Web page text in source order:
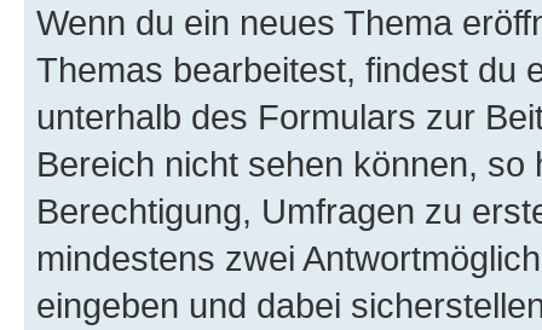
Wenn du ein neues Thema
Themas bearbeitest, findest du
unterhalb des Formulars zur
Bereich nicht sehen können,
Berechtigung, Umfragen zu
mindestens zwei
eingeben und dabei